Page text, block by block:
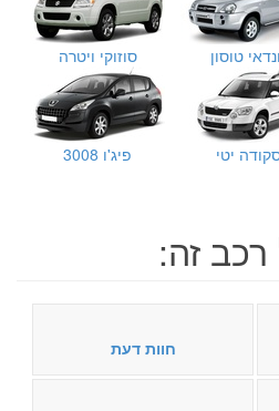
טוסון סוזוקי ויטרה
יטי פיג'ו 3008
זה:
חוות דעת